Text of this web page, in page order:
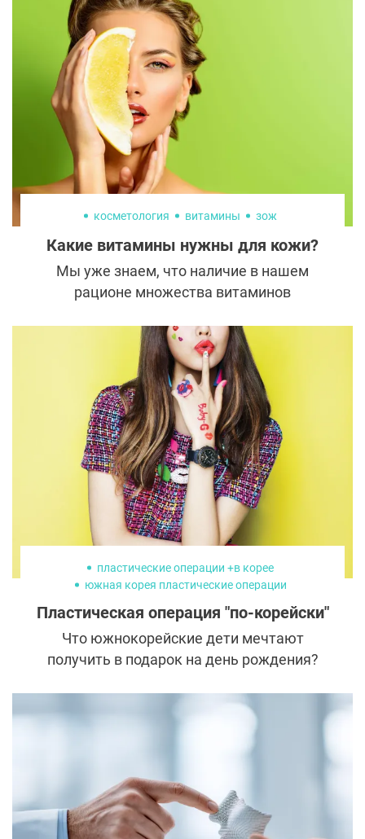
септопластика, которая сегодня во многих
клиниках проводится с помощью лазера.
Рассказываем, на что способна новая
методика и кому она поможет справиться
с проблемами.
косметология витамины зож
Какие витамины нужны для кожи?
Мы уже знаем, что наличие в нашем
рационе множества витаминов
Но знаете ли вы, что витамины также
должны присутствовать и в вашем уходе
за кожей? Кожа, как самый большой
орган, нуждается в витаминах не меньше,
чем все остальные.
пластические операции +в корее
южная корея пластические операции
Пластическая операция "по-корейски"
Что южнокорейские дети мечтают
получить в подарок на день рождения?
питомцев? Все это подходит только для
европейских малышей. Родители из
например, пластическую операцию к
совершеннолетию.